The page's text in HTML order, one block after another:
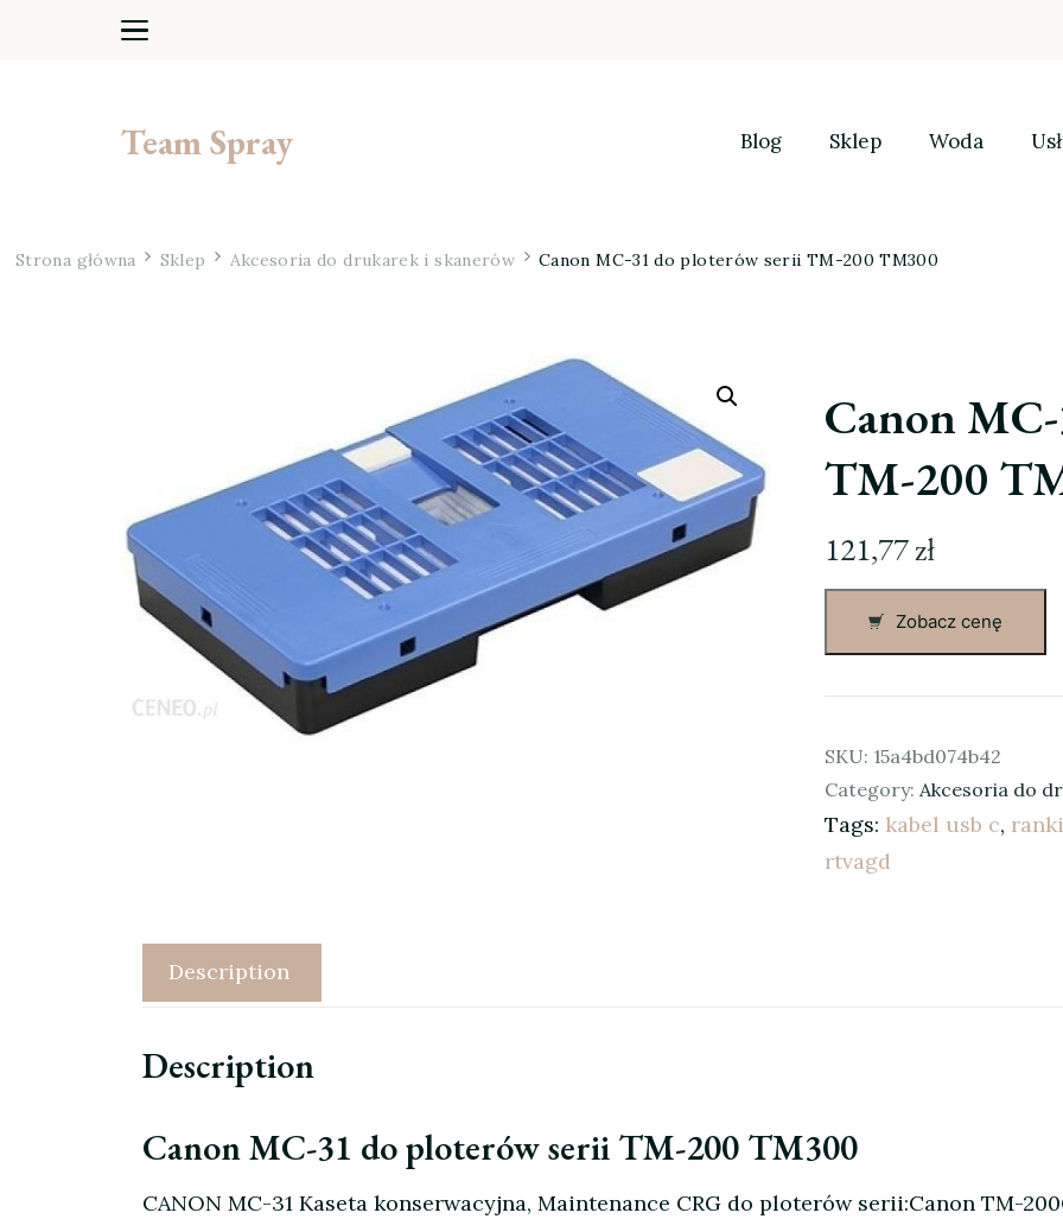
Team Spray Blog Sklep Woda
Strona główna Sklep Akcesoria do drukarek i skanerów Canon MC-31 do ploterów serii TM-200 TM300
Canon
TM-200
121,77zł
Zobacz cenę
SKU: 15a4bd074b42
Category: Akcesoria do
Tags: kabel usb c,
rtvagd
Description
Description
Canon MC-31 do ploterów serii TM-200 TM300
CANON MC-31 Kaseta konserwacyjna, Maintenance CRG do ploterów serii:Canon TM-